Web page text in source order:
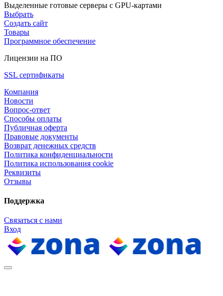
Выделенные готовые серверы с GPU-картами
Выбрать
Создать сайт
Товары
Программное обеспечение
Лицензии на ПО
SSL сертификаты
Компания
Новости
Вопрос-ответ
Способы оплаты
Публичная оферта
Правовые документы
Возврат денежных средств
Политика конфиденциальности
Политика использования cookie
Реквизиты
Отзывы
Поддержка
Связаться с нами
Вход